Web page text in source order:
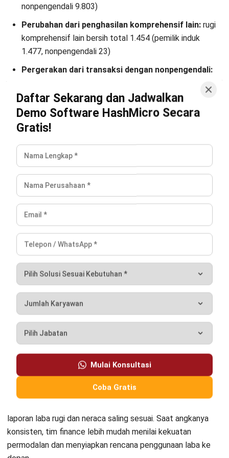
AI Laporan Keuangan: Panduan
Lengkap Cara Membuat dan Manfaat
Aulia Kholqiana
ACCOUNTING
AI untuk Pembukuan: Manfaat, Cara
Kerja dan Contoh Penerapan
Irga Afghani- 29/07/2026
ACCOUNTING
AI untuk Keputusan Bisnis: